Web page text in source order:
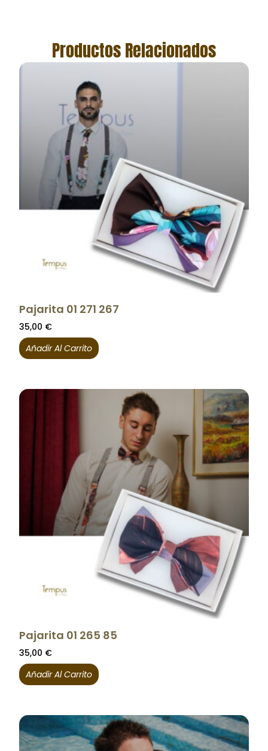
Productos Relacionados
Pajarita 01 271 267
35,00 €
Añadir Al Carrito
Pajarita 01 265 85
35,00 €
Añadir Al Carrito